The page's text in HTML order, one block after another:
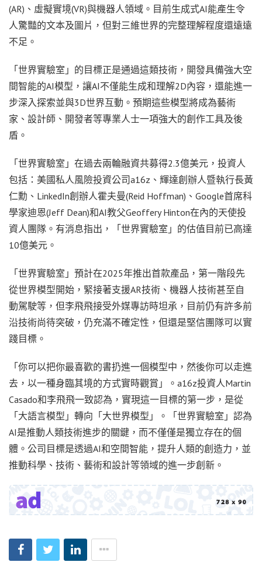
(AR)、虛擬實境(VR)與機器人領域。目前生成式AI能產生令
人驚豔的文本及圖片，但對三維世界的完整理解程度還遠遠
不足。
「世界實驗室」的目標正是通過這類技術，開發具備強大空
間智能的AI模型，讓AI不僅能生成和理解2D內容，還能進一
步深入探索並與3D世界互動。預期這些模型將成為藝術
家、設計師、開發者等專業人士一項強大的創作工具及後
盾。
「世界實驗室」在過去兩輪融資共募得2.3億美元，投資人
包括：美國私人風險投資公司a16z、輝達創辦人暨執行長黃
仁勳、LinkedIn創辦人霍夫曼(Reid Hoffman)、Google首席科
學家迪恩(Jeff Dean)和AI教父Geoffery Hinton在內的天使投
資人團隊。有消息指出，「世界實驗室」的估值目前已高達
10億美元。
「世界實驗室」預計在2025年推出首款產品，第一階段先
從世界模型開始，緊接著支援AR技術、機器人技術甚至自
動駕駛等，但李飛飛接受外媒專訪時坦承，目前仍有許多前
沿技術尚待突破，仍充滿不確定性，但還是堅信團隊可以實
踐目標。
「你可以把你最喜歡的書扔進一個模型中，然後你可以走進
去，以一種身臨其境的方式實時觀賞」。a16z投資人Martin
Casado和李飛飛一致認為，實現這一目標的第一步，是從
「大語言模型」轉向「大世界模型」。「世界實驗室」認為
AI是推動人類技術進步的關鍵，而不僅僅是獨立存在的個
體。公司目標是透過AI和空間智能，提升人類的創造力，並
推動科學、技術、藝術和設計等領域的進一步創新。